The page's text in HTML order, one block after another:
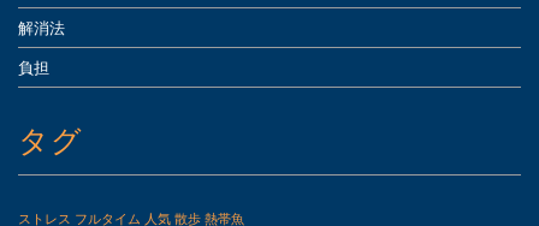
解消法
負担
タグ
ストレス フルタイム 人気 散歩 熱帯魚